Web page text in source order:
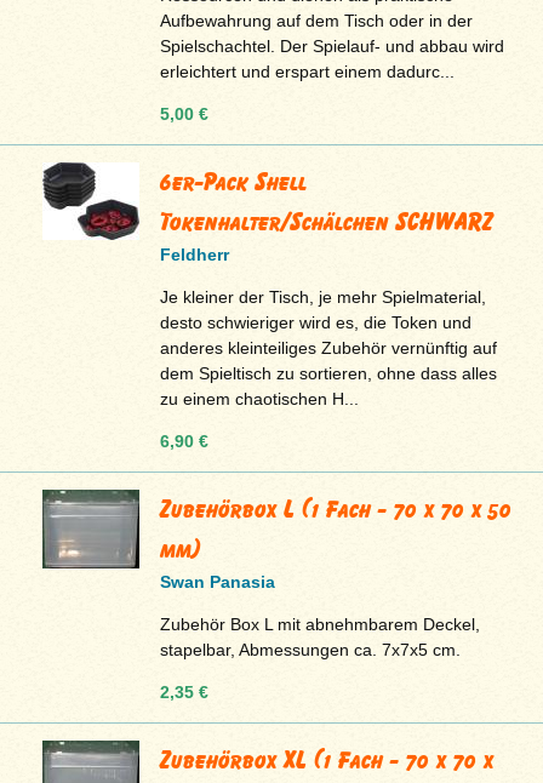
Aufbewahrung auf dem Tisch oder in der
Spielschachtel. Der Spielauf- und abbau wird
erleichtert und erspart einem dadurc...
5,00 €
6er-Pack Shell
Tokenhalter/Schälchen SCHWARZ
Feldherr
Je kleiner der Tisch, je mehr Spielmaterial,
desto schwieriger wird es, die Token und
anderes kleinteiliges Zubehör vernünftig auf
dem Spieltisch zu sortieren, ohne dass alles
zu einem chaotischen H...
6,90 €
Zubehörbox L (1 Fach - 70 x 70 x 50
mm)
Swan Panasia
Zubehör Box L mit abnehmbarem Deckel,
stapelbar, Abmessungen ca. 7x7x5 cm.
2,35 €
Zubehörbox XL (1 Fach - 70 x 70 x